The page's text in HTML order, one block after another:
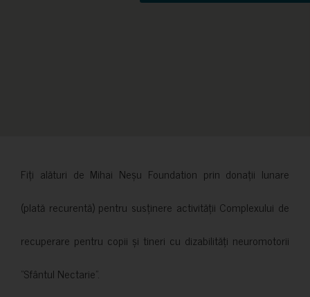
Fiți alături de Mihai Neșu Foundation prin donații lunare
(plată recurentă) pentru susținere activității Complexului de
recuperare pentru copii și tineri cu dizabilități neuromotorii
”Sfântul Nectarie”.